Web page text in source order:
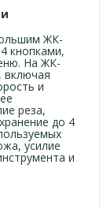
ЖК-
кнопками,
На ЖК-
включая
и
реза,
до 4
усилие
и